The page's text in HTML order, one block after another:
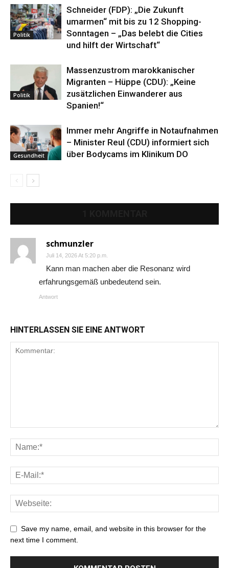
Politik
Schneider (FDP): „Die Zukunft
umarmen“ mit bis zu 12 Shopping-
Sonntagen – „Das belebt die Cities
und hilft der Wirtschaft“
Politik
Massenzustrom marokkanischer
Migranten – Hüppe (CDU): „Keine
zusätzlichen Einwanderer aus
Spanien!“
Gesundheit
Immer mehr Angriffe in Notaufnahmen
– Minister Reul (CDU) informiert sich
über Bodycams im Klinikum DO
schmunzler
Juli 14, 2026 At 5:20 p.m.
Kann man machen aber die Resonanz wird
erfahrungsgemäß unbedeutend sein.
Antwort
HINTERLASSEN SIE EINE ANTWORT
Save my name, email, and website in this browser for the
next time I comment.